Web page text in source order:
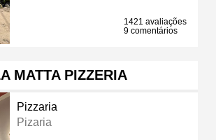
1421 avaliações
9 comentários
MATTA PIZZERIA
Pizzaria
Pizaria